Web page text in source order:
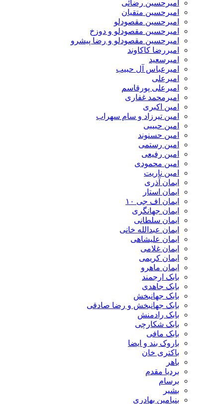
امیرحسین رضائی
امیرحسین متقیان
امیرحسین مقصودلو
امیرحسین مقصودلو و دوزخ
امیرحسین مقصودلو و رضا پیشرو
امیررضا کاکاوند
امیرسعید
امیرعباس آل حبیب
امیرعلی
امیرعلی پورقاسم
امیرمحمد غفاری
امین اکبری
امین تیرزاد و سام سهراب
امین حبیبی
امین حسنوند
امین رستمی
امین رفیعی
امین محمودی
امین ناریت
ایمان آذری
ایمان استار
ایمان اف جی ۱۰
ایمان جهانگری
ایمان سلطانی
ایمان عبدالله خانی
ایمان علیشاهی
ایمان غلامی
ایمان کریمی
ایمان ماهرو
بابک ارجمند
بابک جاهدی
بابک جهانبخش
بابک جهانبخش و رضا صادقی
بابک رادمنش
بابک شکارچی
بابک مافی
باروک بند و ایضا
باکتری خان
باهر
بردیا مقدم
برسام
بشیر
بنیامین بهادری